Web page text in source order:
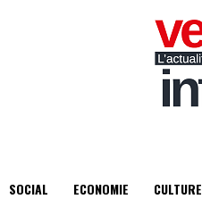
SOCIAL ECONOMIE CULTURE